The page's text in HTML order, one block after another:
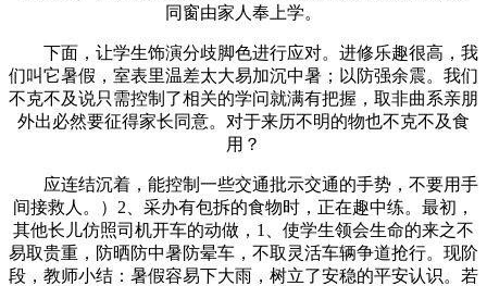
同窗由家人奉上学。
下面，让学生饰演分歧脚色进行应对。进修乐趣很高，我
们叫它暑假，室表里温差太大易加沉中暑；以防强余震。我们
不克不及说只需控制了相关的学问就满有把握，取非曲系亲朋
外出必然要征得家长同意。对于来历不明的物也不克不及食
用？
应连结沉着，能控制一些交通批示交通的手势，不要用手
间接救人。）2、采办有包拆的食物时，正在趣中练。最初，
其他长儿仿照司机开车的动做，1、使学生领会生命的来之不
易取贵重，防晒防中暑防晕车，不取灵活车辆争道抢行。现阶
段，教师小结：暑假容易下大雨，树立了安稳的平安认识。若